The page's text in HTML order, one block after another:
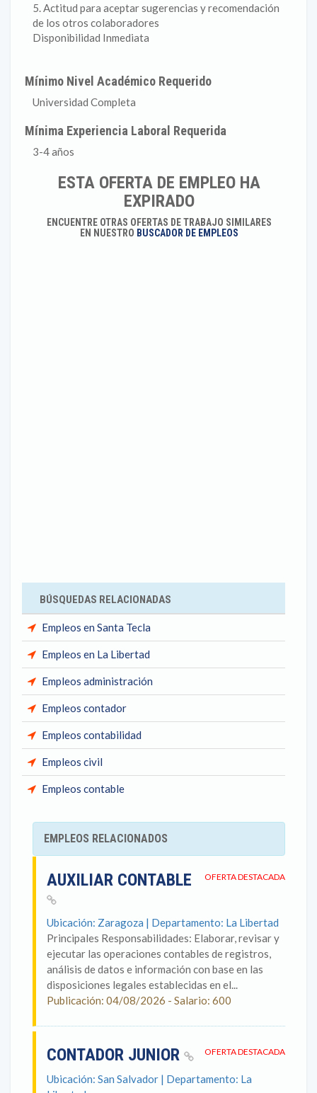
5. Actitud para aceptar sugerencias y recomendación
de los otros colaboradores
Disponibilidad Inmediata
Mínimo Nivel Académico Requerido
Universidad Completa
Mínima Experiencia Laboral Requerida
3-4 años
ESTA OFERTA DE EMPLEO HA
EXPIRADO
ENCUENTRE OTRAS OFERTAS DE TRABAJO SIMILARES
EN NUESTRO BUSCADOR DE EMPLEOS
BÚSQUEDAS RELACIONADAS
Empleos en Santa Tecla
Empleos en La Libertad
Empleos administración
Empleos contador
Empleos contabilidad
Empleos civil
Empleos contable
EMPLEOS RELACIONADOS
OFERTA DESTACADA
AUXILIAR CONTABLE
Ubicación: Zaragoza | Departamento: La Libertad
Principales Responsabilidades: Elaborar, revisar y
ejecutar las operaciones contables de registros,
análisis de datos e información con base en las
disposiciones legales establecidas en el...
Publicación: 04/08/2026 - Salario: 600
OFERTA DESTACADA
CONTADOR JUNIOR
Ubicación: San Salvador | Departamento: La